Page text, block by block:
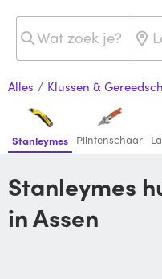
Alles / Klussen &
Stanleymes Plintenschaar
Stanleymes huren van je buren
in Assen